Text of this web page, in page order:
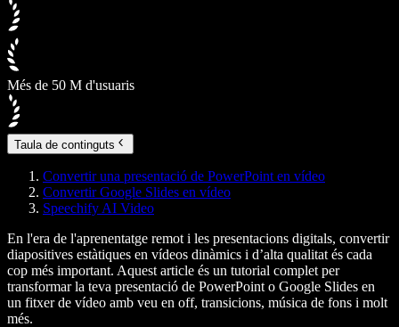
Més de 50 M d'usuaris
Taula de continguts
Convertir una presentació de PowerPoint en vídeo
Convertir Google Slides en vídeo
Speechify AI Video
En l'era de l'aprenentatge remot i les presentacions digitals, convertir
diapositives estàtiques en vídeos dinàmics i d’alta qualitat és cada
cop més important. Aquest article és un tutorial complet per
transformar la teva presentació de PowerPoint o Google Slides en
un fitxer de vídeo amb veu en off, transicions, música de fons i molt
més.